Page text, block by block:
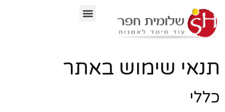
תנאי שימוש באתר
כללי